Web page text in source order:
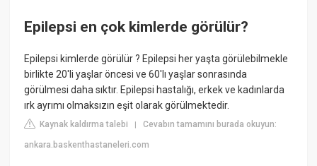
Epilepsi en çok kimlerde görülür?
Epilepsi kimlerde görülür ? Epilepsi her yaşta görülebilmekle
birlikte 20'li yaşlar öncesi ve 60'lı yaşlar sonrasında
görülmesi daha sıktır. Epilepsi hastalığı, erkek ve kadınlarda
ırk ayrımı olmaksızın eşit olarak görülmektedir.
Kaynak kaldırma talebi |Cevabın tamamını burada okuyun:
ankara.baskenthastaneleri.com